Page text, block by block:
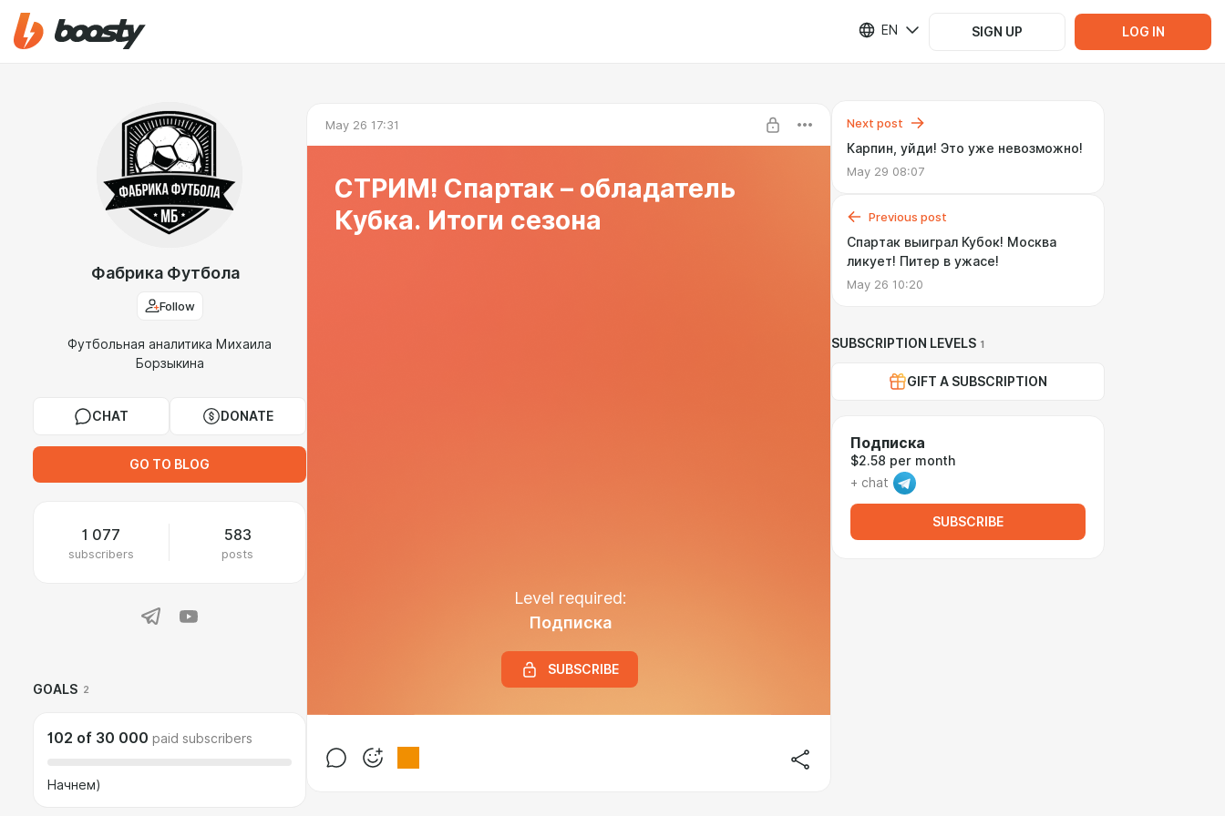
EN SIGN UP LOG IN
Фабрика Футбола
Follow
Футбольная аналитика Михаила
Борзыкина
CHAT DONATE
GO TO BLOG
1 077
subscribers
583
posts
GOALS 2
102 of 30 000 paid subscribers
Начнем)
May 26 17:31
СТРИМ! Спартак – обладатель
Кубка. Итоги сезона
Level required:
Подписка
SUBSCRIBE
Next post
Карпин, уйди! Это уже невозможно!
May 29 08:07
Previous post
Спартак выиграл Кубок! Москва
ликует! Питер в ужасе!
May 26 10:20
SUBSCRIPTION LEVELS 1
GIFT A SUBSCRIPTION
Подписка
$2.58 per month
+ chat
SUBSCRIBE